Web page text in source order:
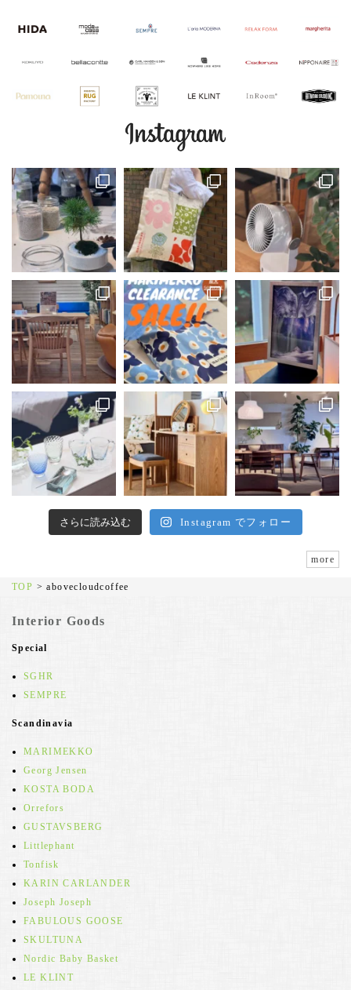
さらに読み込む Instagram でフォロー
more
TOP >abovecloudcoffee
Interior Goods
Special
SGHR
SEMPRE
Scandinavia
MARIMEKKO
Georg Jensen
KOSTA BODA
Orrefors
GUSTAVSBERG
Littlephant
Tonfisk
KARIN CARLANDER
Joseph Joseph
FABULOUS GOOSE
SKULTUNA
Nordic Baby Basket
LE KLINT